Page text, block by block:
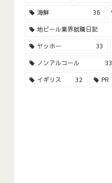
海鮮 36
地ビール業界就職日記
ヤッホー 33
ノンアルコール 33
イギリス 32 PR